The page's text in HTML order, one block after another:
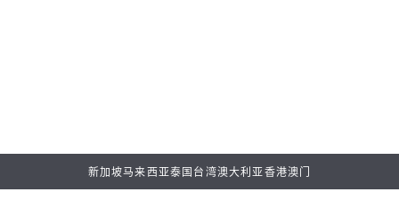
新加坡马来西亚泰国台湾澳大利亚香港澳门